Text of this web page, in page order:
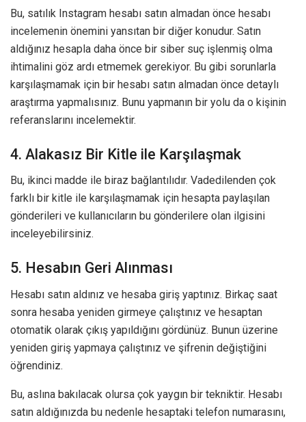
Bu, satılık Instagram hesabı satın almadan önce hesabı
incelemenin önemini yansıtan bir diğer konudur. Satın
aldığınız hesapla daha önce bir siber suç işlenmiş olma
ihtimalini göz ardı etmemek gerekiyor. Bu gibi sorunlarla
karşılaşmamak için bir hesabı satın almadan önce detaylı
araştırma yapmalısınız. Bunu yapmanın bir yolu da o kişinin
referanslarını incelemektir.
4. Alakasız Bir Kitle ile Karşılaşmak
Bu, ikinci madde ile biraz bağlantılıdır. Vadedilenden çok
farklı bir kitle ile karşılaşmamak için hesapta paylaşılan
gönderileri ve kullanıcıların bu gönderilere olan ilgisini
inceleyebilirsiniz.
5. Hesabın Geri Alınması
Hesabı satın aldınız ve hesaba giriş yaptınız. Birkaç saat
sonra hesaba yeniden girmeye çalıştınız ve hesaptan
otomatik olarak çıkış yapıldığını gördünüz. Bunun üzerine
yeniden giriş yapmaya çalıştınız ve şifrenin değiştiğini
öğrendiniz.
Bu, aslına bakılacak olursa çok yaygın bir tekniktir. Hesabı
satın aldığınızda bu nedenle hesaptaki telefon numarasını,